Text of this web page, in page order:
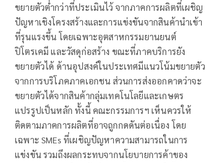
ขยายตัวต่ำกว่าที่ประเมินไว้ จากภาคการผลิตที่เผชิญ
ปัญหาเชิงโครงสร้างและการแข่งขันจากสินค้านำเข้า
ที่รุนแรงขึ้น โดยเฉพาะอุตสาหกรรมยานยนต์
ปิโตรเคมี และวัสดุก่อสร้าง ขณะที่ภาคบริการยัง
ขยายตัวได้ ด้านอุปสงค์ในประเทศมีแนวโน้มขยายตัว
จากการบริโภคภาคเอกชน ส่วนการส่งออกคาดว่าจะ
ขยายตัวได้จากสินค้ากลุ่มเทคโนโลยีและเกษตร
แปรรูปเป็นหลัก ทั้งนี้ คณะกรรมการฯ เห็นควรให้
ติดตามภาคการผลิตที่อาจถูกกดดันต่อเนื่อง โดย
เฉพาะ SMEs ที่เผชิญปัญหาความสามารถในการ
แข่งขัน รวมถึงผลกระทบจากนโยบายการค้าของ